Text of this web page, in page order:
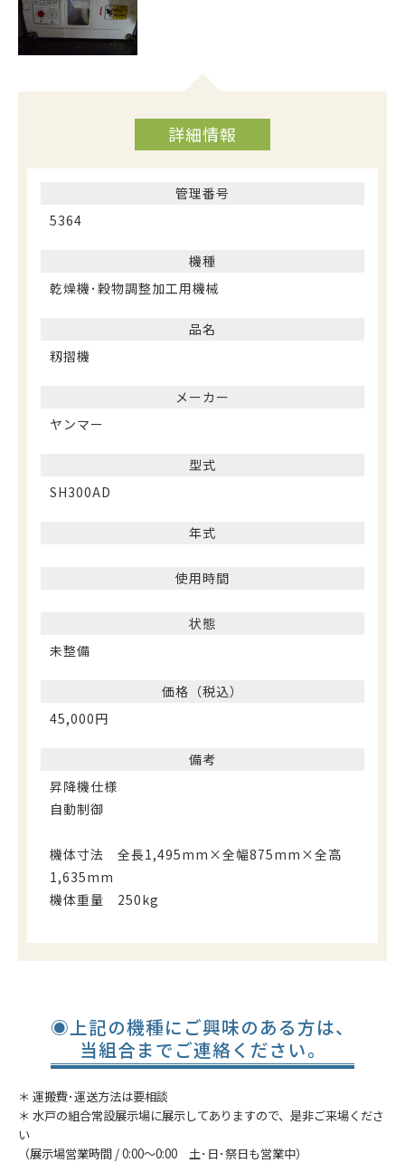
詳細情報
管理番号
5364
機種
乾燥機･穀物調整加工用機械
品名
籾摺機
メーカー
ヤンマー
型式
SH300AD
年式
使用時間
状態
未整備
価格（税込）
45,000円
備考
昇降機仕様
自動制御
機体寸法 全長1,495mm×全幅875mm×全高
1,635mm
機体重量 250kg
◉上記の機種にご興味のある方は、
当組合までご連絡ください。
＊ 運搬費･運送方法は要相談
＊ 水戸の組合常設展示場に展示してありますので、是非ご来場くださ
い
（展示場営業時間 / 0:00～0:00 土･日･祭日も営業中）